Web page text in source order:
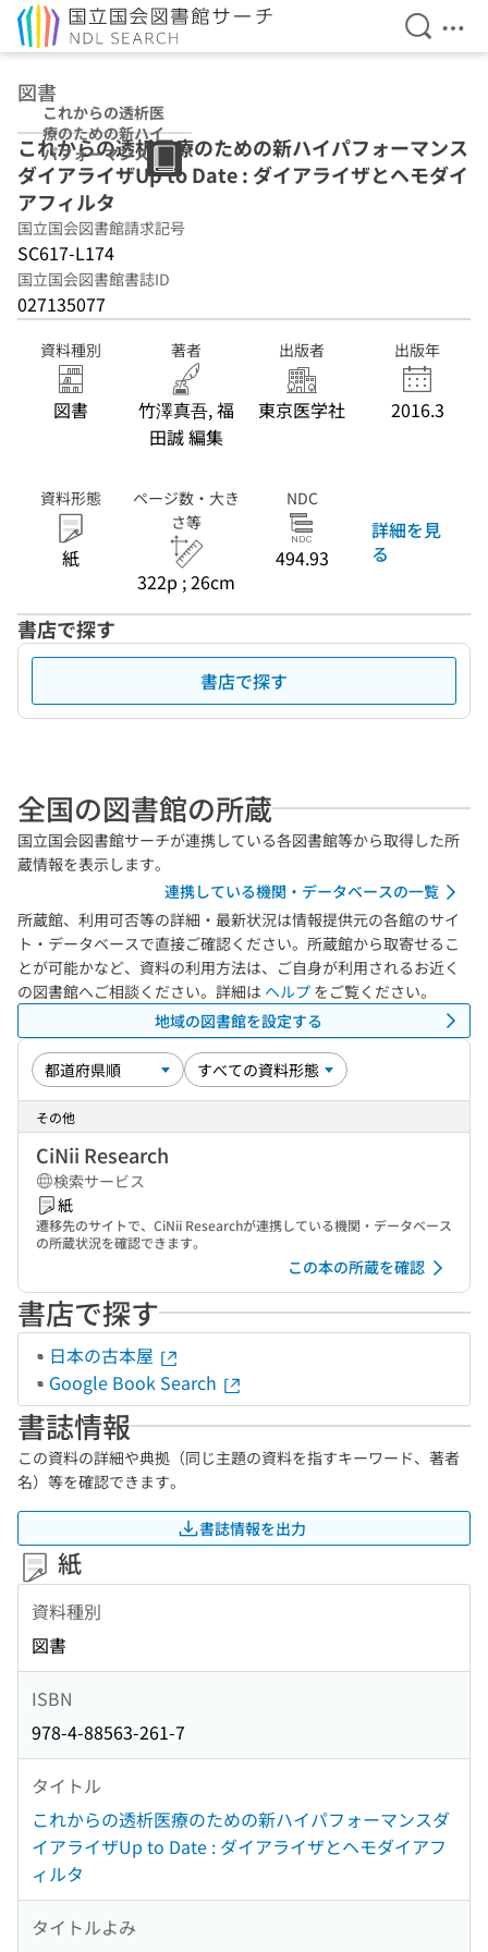
検索を
メ
図書
これからの透析医
療のための新ハイ
パフォーマンスダ
イアライザUp to
Date : ダイアライ
ザとヘモダイアフ
ィルタ
これからの透析医療のための新ハイパフォーマンス
ダイアライザUp to Date : ダイアライザとヘモダイ
アフィルタ
国立国会図書館請求記号
SC617-L174
国立国会図書館書誌ID
027135077
資料種別
図書
著者
竹澤真吾, 福
田誠 編集
出版者
東京医学社
出版年
2016.3
資料形態
紙
ページ数・大き
さ等
322p ; 26cm
NDC
494.93
詳細を見
る
書店で探す
書店で探す
全国の図書館の所蔵
国立国会図書館サーチが連携している各図書館等から取得した所
蔵情報を表示します。
連携している機関・データベースの一覧
所蔵館、利用可否等の詳細・最新状況は情報提供元の各館のサイ
ト・データベースで直接ご確認ください。所蔵館から取寄せるこ
とが可能かなど、資料の利用方法は、ご自身が利用されるお近く
の図書館へご相談ください。詳細は ヘルプ をご覧ください。
地域の図書館を設定する
その他
CiNii Research
検索サービス
紙
遷移先のサイトで、CiNii Researchが連携している機関・データベース
の所蔵状況を確認できます。
この本の所蔵を確認
書店で探す
日本の古本屋
Google Book Search
書誌情報
この資料の詳細や典拠（同じ主題の資料を指すキーワード、著者
名）等を確認できます。
書誌情報を出力
紙
資料種別
図書
ISBN
978-4-88563-261-7
タイトル
これからの透析医療のための新ハイパフォーマンスダ
イアライザUp to Date : ダイアライザとヘモダイアフ
ィルタ
タイトルよみ